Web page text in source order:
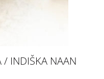
/ INDIŠKA NAAN